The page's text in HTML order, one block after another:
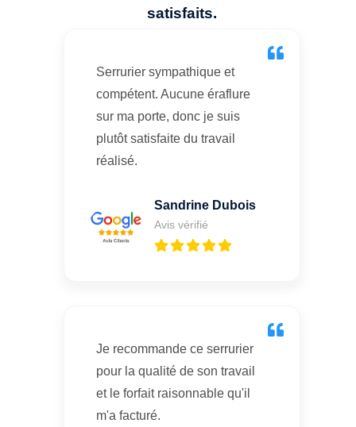
satisfaits.
Serrurier sympathique et
compétent. Aucune éraflure
sur ma porte, donc je suis
plutôt satisfaite du travail
réalisé.
Sandrine Dubois
Avis vérifié
Je recommande ce serrurier
pour la qualité de son travail
et le forfait raisonnable qu'il
m'a facturé.